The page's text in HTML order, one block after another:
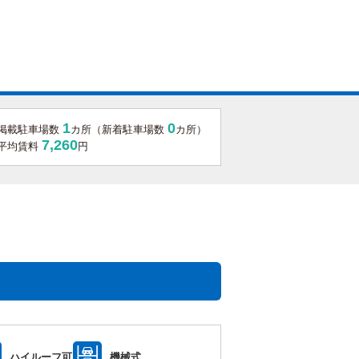
載駐車場数 1カ所（新着駐車場数 0カ所）
均賃料 7,260円